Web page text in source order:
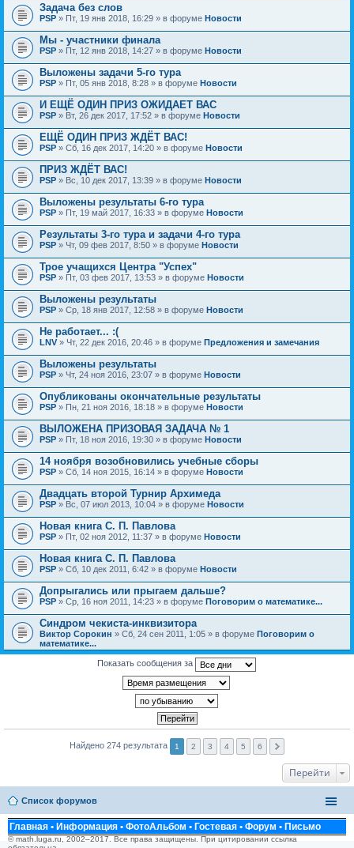
Задача без слов
PSP » Пт, 19 янв 2018, 16:29 » в форуме Новости
Мы - участники финала
PSP » Пт, 12 янв 2018, 14:27 » в форуме Новости
Выложены задачи 5-го тура
PSP » Пт, 05 янв 2018, 8:28 » в форуме Новости
И ЕЩЁ ОДИН ПРИЗ ОЖИДАЕТ ВАС
PSP » Вт, 26 дек 2017, 17:52 » в форуме Новости
ЕЩЁ ОДИН ПРИЗ ЖДЁТ ВАС!
PSP » Сб, 16 дек 2017, 14:20 » в форуме Новости
ПРИЗ ЖДЁТ ВАС!
PSP » Вс, 10 дек 2017, 13:39 » в форуме Новости
Выложены результаты 6-го тура
PSP » Пт, 19 май 2017, 16:33 » в форуме Новости
Результаты 3-го тура и задачи 4-го тура
PSP » Чт, 09 фев 2017, 8:50 » в форуме Новости
Трое учащихся Центра "Успех"
PSP » Пт, 03 фев 2017, 13:53 » в форуме Новости
Выложены результаты
PSP » Ср, 18 янв 2017, 12:58 » в форуме Новости
Не работает... :(
LNV » Чт, 22 дек 2016, 20:46 » в форуме Предложения и замечания
Выложены результаты
PSP » Чт, 24 ноя 2016, 23:07 » в форуме Новости
Опубликованы окончательные результаты
PSP » Пн, 21 ноя 2016, 18:18 » в форуме Новости
ВЫЛОЖЕНА ПРИЗОВАЯ ЗАДАЧА № 1
PSP » Пт, 18 ноя 2016, 19:30 » в форуме Новости
14 ноября возобновились учебные сборы
PSP » Сб, 14 ноя 2015, 16:14 » в форуме Новости
Двадцать второй Турнир Архимеда
PSP » Вс, 07 июл 2013, 10:04 » в форуме Новости
Новая книга С. П. Павлова
PSP » Пт, 02 ноя 2012, 11:37 » в форуме Новости
Новая книга С. П. Павлова
PSP » Сб, 10 дек 2011, 6:42 » в форуме Новости
Допрыгались или прыгаем дальше?
PSP » Ср, 16 ноя 2011, 14:23 » в форуме Поговорим о математике...
Синдром чекиста-инквизитора
Виктор Сорокин » Сб, 24 сен 2011, 1:05 » в форуме Поговорим о
математике...
Показать сообщения за
Найдено 274 результата 1 2 3 4 5 6
Перейти
Список форумов
Главная • Информация • ФотоАльбом • Гостевая • Форум • Письмо
© math.luga.ru, 2002–2017. Все права защищены. При цитировании ссылка